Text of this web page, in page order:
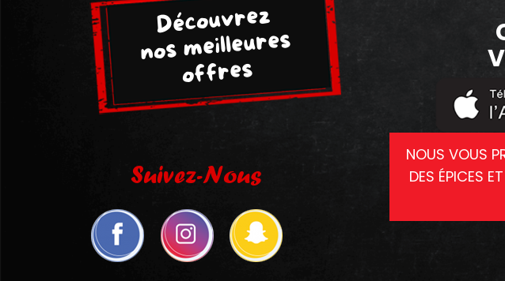
Découvrez
nos meilleures
offres
Suivez-Nous
NOUS VOUS
DES ÉPICES